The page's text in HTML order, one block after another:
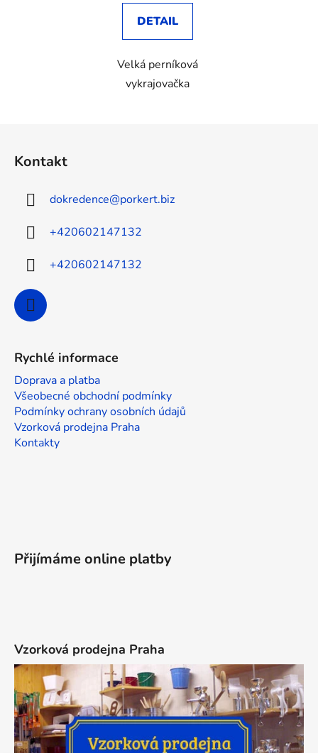
DETAIL
Velká perníková
vykrajovačka
Kontakt
dokredence@porkert.biz
+420602147132
+420602147132
Rychlé informace
Doprava a platba
Všeobecné obchodní podmínky
Podmínky ochrany osobních údajů
Vzorková prodejna Praha
Kontakty
Přijímáme online platby
Vzorková prodejna Praha